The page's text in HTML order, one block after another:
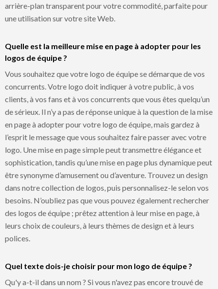
arrière-plan transparent pour votre commodité, parfaite pour
une utilisation sur votre site Web.
Quelle est la meilleure mise en page à adopter pour les
logos de équipe ?
Vous souhaitez que votre logo de équipe se démarque de vos
concurrents. Votre logo doit indiquer à votre public, à vos
clients, à vos fans et à vos concurrents que vous êtes quelqu’un
de sérieux. Il n’y a pas de réponse unique à la question de la mise
en page à adopter pour votre logo de équipe, mais gardez à
l’esprit le message que vous souhaitez faire passer avec votre
logo. Une mise en page simple peut transmettre élégance et
sophistication, tandis qu’une mise en page plus dynamique peut
être synonyme d’amusement ou d’aventure. Trouvez un design
dans notre collection de logos, puis personnalisez-le selon vos
besoins. N’oubliez pas que vous pouvez également rechercher
des logos de équipe ; prêtez attention à leur mise en page, à
leurs choix de couleurs, à leurs thèmes de design et à leurs
polices.
Quel texte dois-je choisir pour mon logo de équipe ?
Qu'y a-t-il dans un nom ? Si vous n'avez pas encore trouvé de